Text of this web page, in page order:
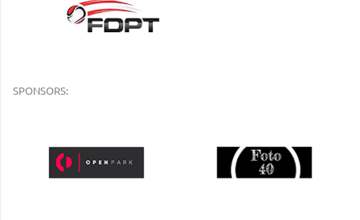
SPONSORS: